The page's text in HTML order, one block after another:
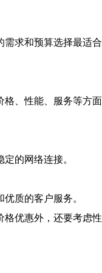
求和预算选择最适
、性能、服务等方
的网络连接。
质的客户服务。
优惠外，还要考虑